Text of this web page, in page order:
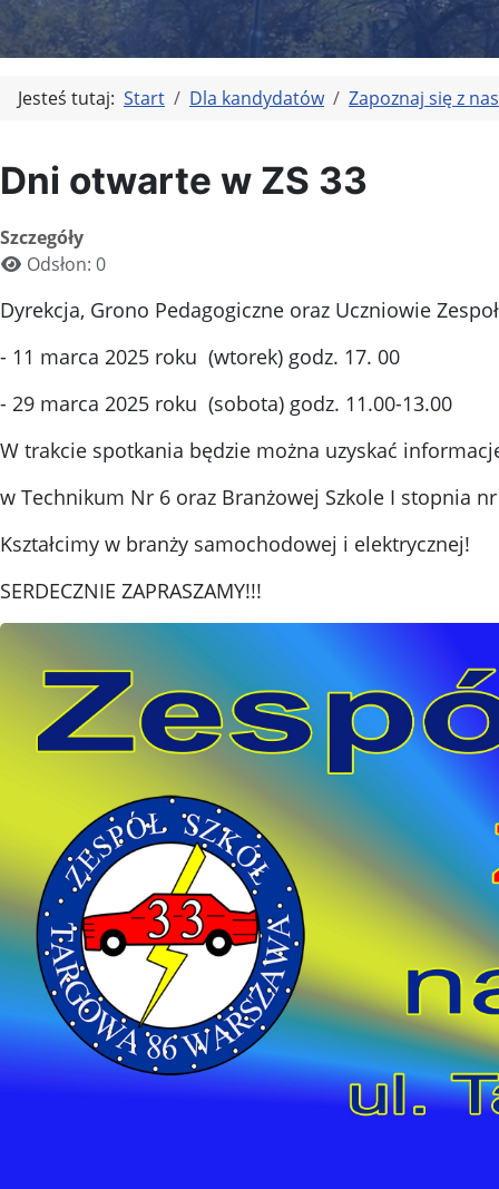
Jesteś tutaj: Start Dla kandydatów Zapoznaj się z
Dni otwarte w ZS 33
Szczegóły
Odsłon: 0
Dyrekcja, Grono Pedagogiczne oraz Uczniowie
- 11 marca 2025 roku (wtorek) godz. 17. 00
- 29 marca 2025 roku (sobota) godz. 11.00-13.00
W trakcie spotkania będzie można uzyskać
w Technikum Nr 6 oraz Branżowej Szkole I stopnia
Kształcimy w branży samochodowej i elektrycznej!
SERDECZNIE ZAPRASZAMY!!!